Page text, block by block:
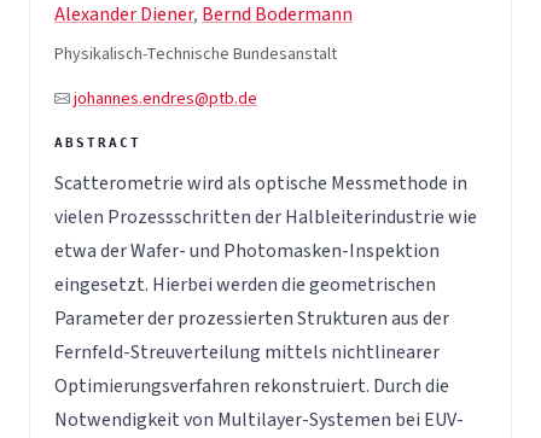
Alexander Diener, Bernd Bodermann
Physikalisch-Technische Bundesanstalt
johannes.endres@ptb.de
Scatterometrie wird als optische Messmethode in
vielen Prozessschritten der Halbleiterindustrie wie
etwa der Wafer- und Photomasken-Inspektion
eingesetzt. Hierbei werden die geometrischen
Parameter der prozessierten Strukturen aus der
Fernfeld-Streuverteilung mittels nichtlinearer
Optimierungsverfahren rekonstruiert. Durch die
Notwendigkeit von Multilayer-Systemen bei EUV-